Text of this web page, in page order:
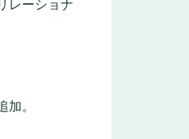
レーショナ
。